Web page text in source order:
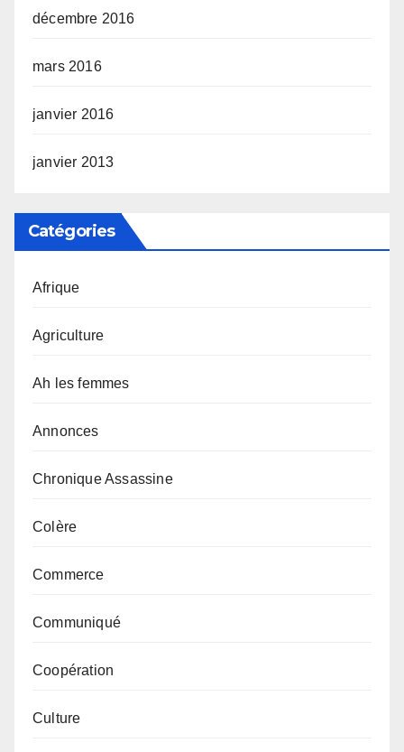
décembre 2016
mars 2016
janvier 2016
janvier 2013
Catégories
Afrique
Agriculture
Ah les femmes
Annonces
Chronique Assassine
Colère
Commerce
Communiqué
Coopération
Culture